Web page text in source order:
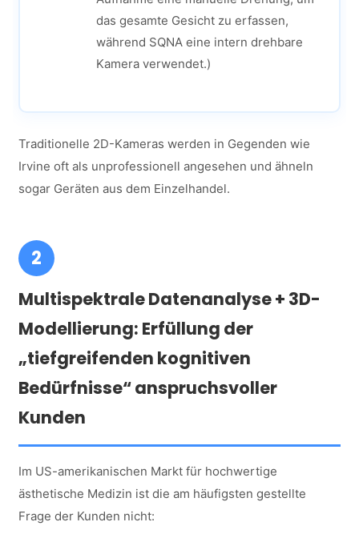
das gesamte Gesicht zu erfassen,
während SQNA eine intern drehbare
Kamera verwendet.)
Traditionelle 2D-Kameras werden in Gegenden wie
Irvine oft als unprofessionell angesehen und ähneln
sogar Geräten aus dem Einzelhandel.
2
Multispektrale Datenanalyse + 3D-
Modellierung: Erfüllung der
„tiefgreifenden kognitiven
Bedürfnisse“ anspruchsvoller
Kunden
Im US-amerikanischen Markt für hochwertige
ästhetische Medizin ist die am häufigsten gestellte
Frage der Kunden nicht: